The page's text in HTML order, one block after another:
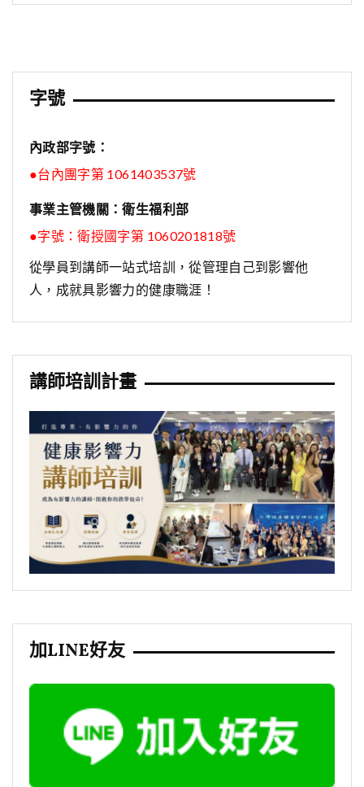
字號
內政部字號：
●台內團字第 1061403537號
事業主管機關：衛生福利部
●字號：衛授國字第 1060201818號
從學員到講師一站式培訓，從管理自己到影響他
人，成就具影響力的健康職涯！
講師培訓計畫
加LINE好友